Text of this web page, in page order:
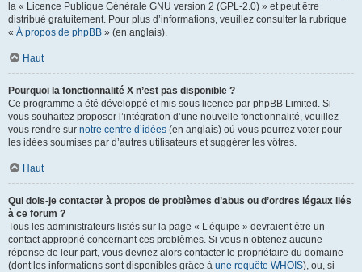
la « Licence Publique Générale GNU version 2 (GPL-2.0) » et peut être
distribué gratuitement. Pour plus d’informations, veuillez consulter la rubrique
« À propos de phpBB » (en anglais).
Haut
Pourquoi la fonctionnalité X n’est pas disponible ?
Ce programme a été développé et mis sous licence par phpBB Limited. Si
vous souhaitez proposer l’intégration d’une nouvelle fonctionnalité, veuillez
vous rendre sur notre centre d’idées (en anglais) où vous pourrez voter pour
les idées soumises par d’autres utilisateurs et suggérer les vôtres.
Haut
Qui dois-je contacter à propos de problèmes d’abus ou d’ordres légaux liés
à ce forum ?
Tous les administrateurs listés sur la page « L’équipe » devraient être un
contact approprié concernant ces problèmes. Si vous n’obtenez aucune
réponse de leur part, vous devriez alors contacter le propriétaire du domaine
(dont les informations sont disponibles grâce à une requête WHOIS), ou, si